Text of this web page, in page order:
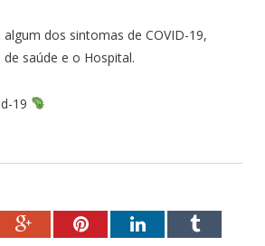
dos sintomas de COVID-19,
saúde e o Hospital.
19
Google+PinterestLinkedInTumblr